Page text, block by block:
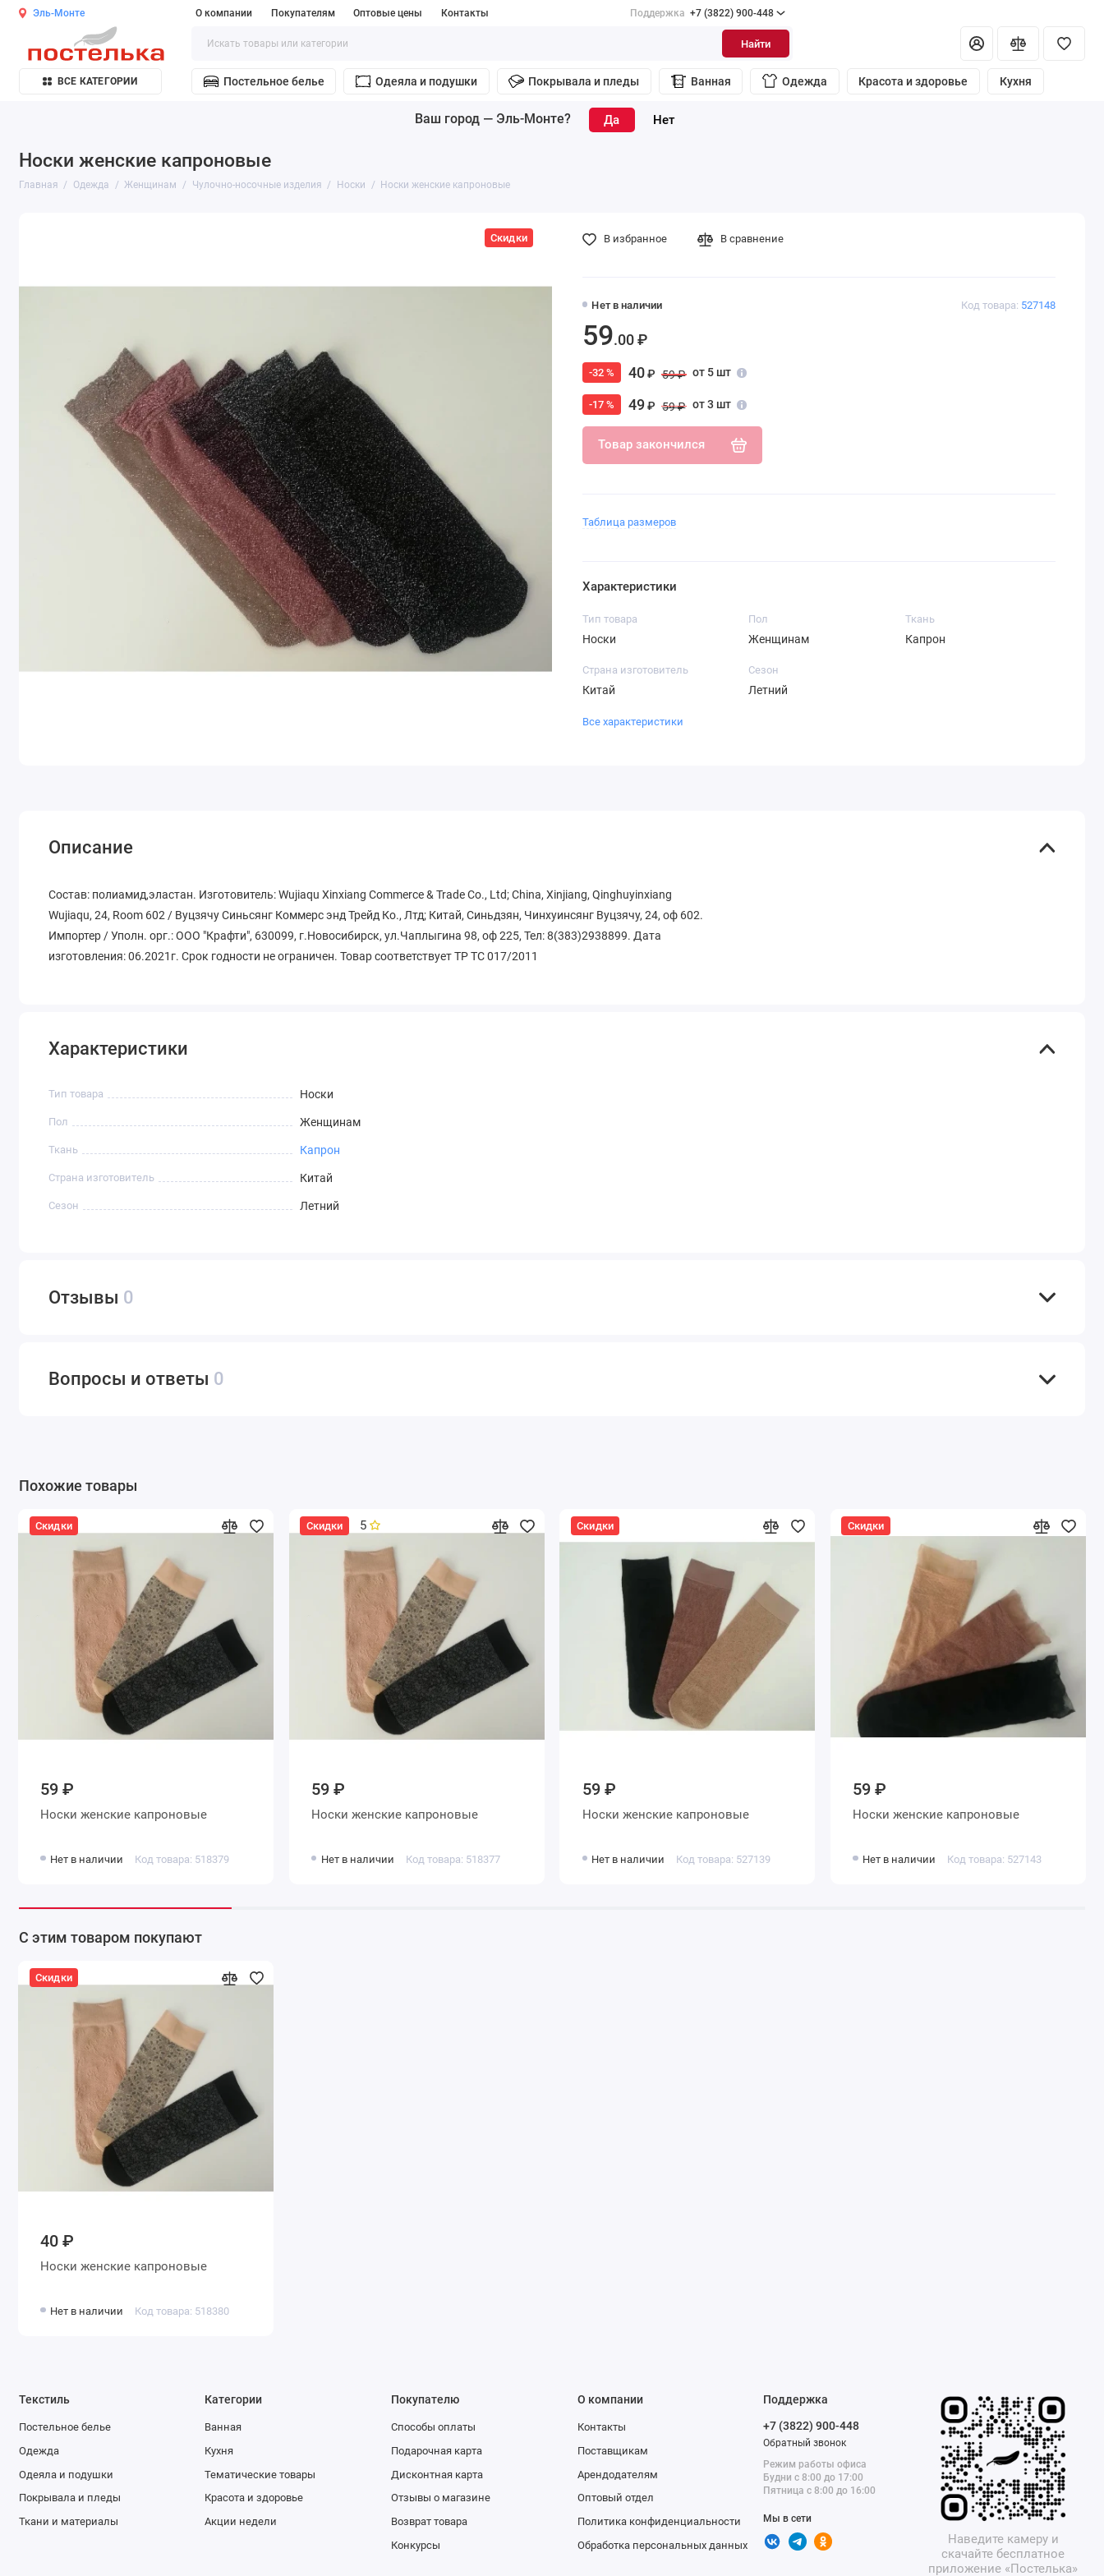
Эль-Монте О компании Покупателям Оптовые цены Контакты Поддержка +7 (3822) 900-448
Найти
ВСЕ КАТЕГОРИИ Постельное белье Одеяла и подушки Покрывала и пледы Ванная Одежда Красота и здоровье Кухня
Ваш город — Эль-Монте?
Носки женские капроновые
Главная Одежда Женщинам Чулочно-носочные изделия Носки Носки женские капроновые
Скидки
Код товара: 527148
Нет в наличии
59.00 ₽
-32 % 40₽ 59 ₽ от 5 шт
-17 % 49₽ 59 ₽ от 3 шт
Товар закончился
В избранное В сравнение
Таблица размеров
Характеристики
Тип товара
Носки
Пол
Женщинам
Ткань
Капрон
Страна изготовитель
Китай
Сезон
Летний
Все характеристики
Описание
Состав: полиамид,эластан. Изготовитель: Wujiaqu Xinxiang Commerce & Trade Co., Ltd; China, Xinjiang, Qinghuyinxiang
Wujiaqu, 24, Room 602 / Вуцзячу Синьсянг Коммерс энд Трейд Ко., Лтд; Китай, Синьдзян, Чинхуинсянг Вуцзячу, 24, оф 602.
Импортер / Уполн. орг.: ООО "Крафти", 630099, г.Новосибирск, ул.Чаплыгина 98, оф 225, Тел: 8(383)2938899. Дата
изготовления: 06.2021г. Срок годности не ограничен. Товар соответствует ТР ТС 017/2011
Характеристики
Тип товара Носки
Пол Женщинам
Ткань Капрон
Страна изготовитель Китай
Сезон Летний
Отзывы 0
Вопросы и ответы 0
Похожие товары
Скидки
59 ₽
Носки женские капроновые
Нет в наличии Код товара: 518379
Скидки 5
59 ₽
Носки женские капроновые
Нет в наличии Код товара: 518377
Скидки
59 ₽
Носки женские капроновые
Нет в наличии Код товара: 527139
Скидки
59 ₽
Носки женские капроновые
Нет в наличии Код товара: 527143
С этим товаром покупают
Скидки
40 ₽
Носки женские капроновые
Нет в наличии Код товара: 518380
Текстиль
Постельное белье
Одежда
Одеяла и подушки
Покрывала и пледы
Ткани и материалы
Категории
Ванная
Кухня
Тематические товары
Красота и здоровье
Акции недели
Покупателю
Способы оплаты
Подарочная карта
Дисконтная карта
Отзывы о магазине
Возврат товара
Конкурсы
О компании
Контакты
Поставщикам
Арендодателям
Оптовый отдел
Политика конфиденциальности
Обработка персональных данных
Поддержка
+7 (3822) 900-448
Обратный звонок
Режим работы офиса
Будни с 8:00 до 17:00
Пятница с 8:00 до 16:00
Мы в сети
Наведите камеру и
скачайте бесплатное
приложение «Постелька»